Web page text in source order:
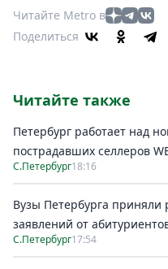
Читайте Metro в
Поделиться
Читайте также
Петербург работает над
пострадавших селлеров
С.Петербург18:16
Вузы Петербурга приняли
заявлений от
С.Петербург17:54